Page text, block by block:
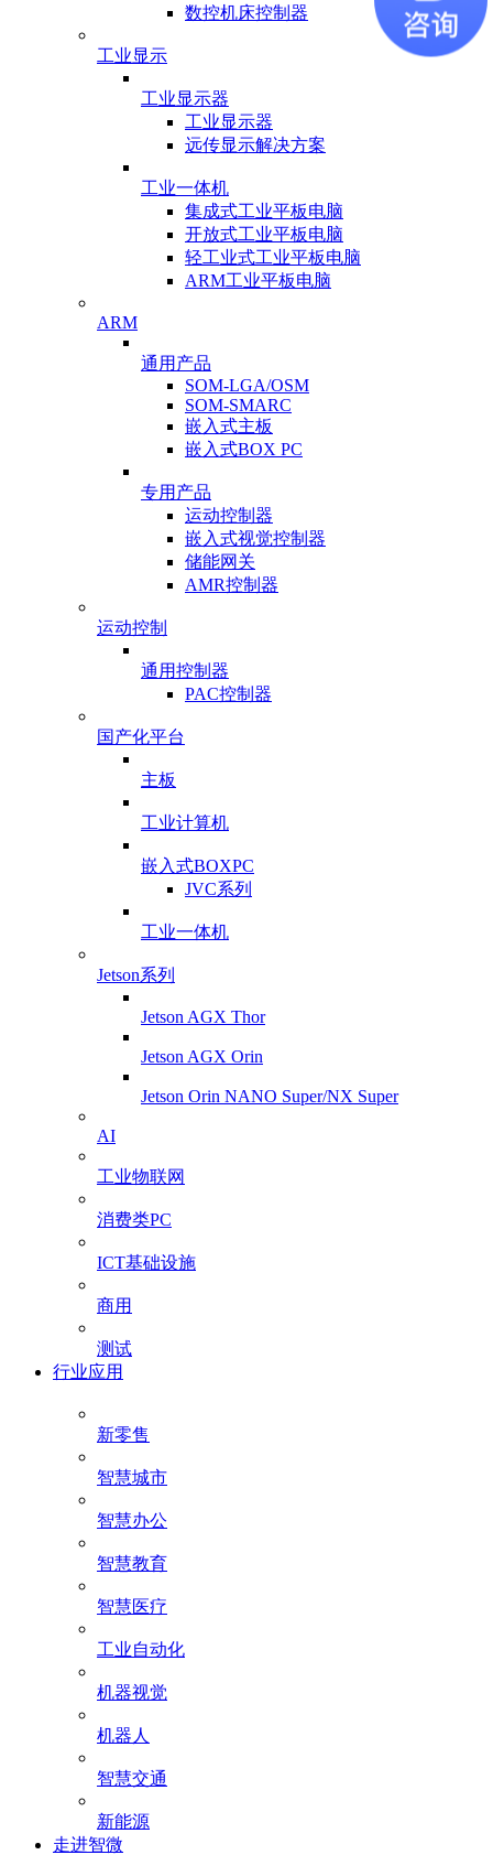
数控机床控制器
工业显示
工业显示器
工业显示器
远传显示解决方案
工业一体机
集成式工业平板电脑
开放式工业平板电脑
轻工业式工业平板电脑
ARM工业平板电脑
ARM
通用产品
SOM-LGA/OSM
SOM-SMARC
嵌入式主板
嵌入式BOX PC
专用产品
运动控制器
嵌入式视觉控制器
储能网关
AMR控制器
运动控制
通用控制器
PAC控制器
国产化平台
主板
工业计算机
嵌入式BOXPC
JVC系列
工业一体机
Jetson系列
Jetson AGX Thor
Jetson AGX Orin
Jetson Orin NANO Super/NX Super
AI
工业物联网
消费类PC
ICT基础设施
商用
测试
行业应用
新零售
智慧城市
智慧办公
智慧教育
智慧医疗
工业自动化
机器视觉
机器人
智慧交通
新能源
走进智微